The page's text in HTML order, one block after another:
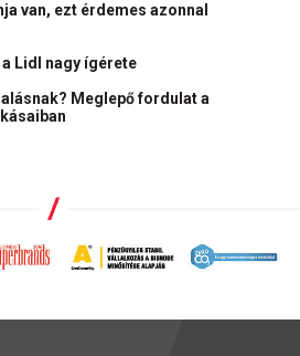
van, ezt érdemes azonnal
Lidl nagy ígérete
Meglepő fordulat a